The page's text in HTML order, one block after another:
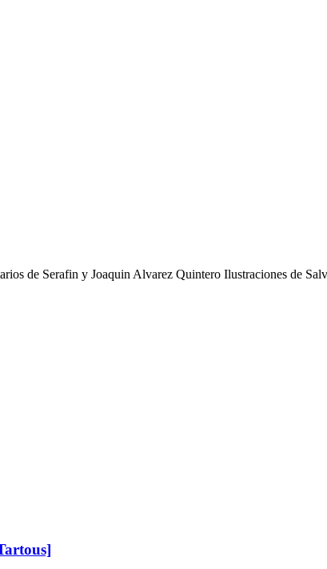
de Serafin y Joaquin Alvarez Quintero Ilustraciones de